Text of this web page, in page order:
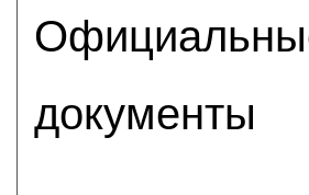
документы